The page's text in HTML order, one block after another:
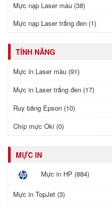
Mực nạp Laser màu (38)
Mực nạp Laser trắng đen (1)
TÍNH NĂNG
Mực in Laser màu (91)
Mực in Laser trắng đen (17)
Ruy băng Epson (10)
Chíp mực Oki (0)
MỰC IN
Mực in HP (884)
Mực in TopJet (3)